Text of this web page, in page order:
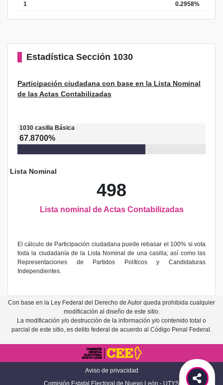
1
0.2958%
Estadística Sección 1030
Participación ciudadana con base en la Lista Nominal
de las Actas Contabilizadas
1030 casilla Básica
67.8700%
Lista Nominal
498
Lista nominal de Actas Contabilizadas
El cálculo de Participación ciudadana puede rebasar el 100% si vota
toda la ciudadanía de la Lista Nominal de una casilla; así como las
Representaciones de Partidos Políticos y Candidaturas
Independientes.
Con base en la Ley Federal del Derecho de Autor queda prohibida cualquier
modificación al diseño de este sitio.
La modificación y/o destrucción de la información y/o contenido total o
parcial de este sitio, es delito federal de acuerdo al Código Penal Federal.
Aviso de privacidad
Comisión Estatal Electoral de Nuevo León - UTYS